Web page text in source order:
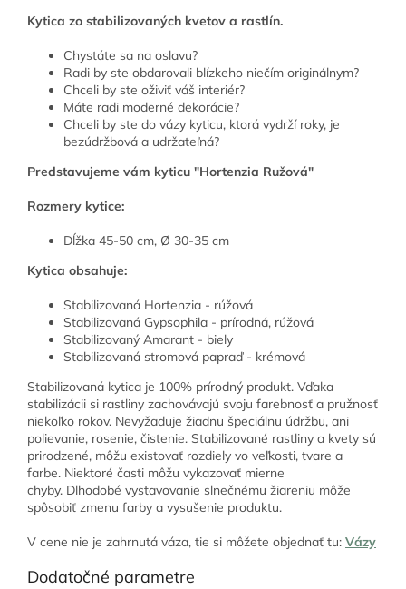
Kytica zo stabilizovaných kvetov a rastlín.
Chystáte sa na oslavu?
Radi by ste obdarovali blízkeho niečím originálnym?
Chceli by ste oživiť váš interiér?
Máte radi moderné dekorácie?
Chceli by ste do vázy kyticu, ktorá vydrží roky, je
bezúdržbová a udržateľná?
Predstavujeme vám kyticu "Hortenzia Ružová"
Rozmery kytice:
Dĺžka 45-50 cm, Ø 30-35 cm
Kytica obsahuje:
Stabilizovaná Hortenzia - rúžová
Stabilizovaná Gypsophila - prírodná, rúžová
Stabilizovaný Amarant - biely
Stabilizovaná stromová papraď - krémová
Stabilizovaná kytica je 100% prírodný produkt. Vďaka
stabilizácii si rastliny zachovávajú svoju farebnosť a pružnosť
niekoľko rokov. Nevyžaduje žiadnu špeciálnu údržbu, ani
polievanie, rosenie, čistenie. Stabilizované rastliny a kvety sú
prirodzené, môžu existovať rozdiely vo veľkosti, tvare a
farbe. Niektoré časti môžu vykazovať mierne
chyby. Dlhodobé vystavovanie slnečnému žiareniu môže
spôsobiť zmenu farby a vysušenie produktu.
V cene nie je zahrnutá váza, tie si môžete objednať tu: Vázy
Dodatočné parametre